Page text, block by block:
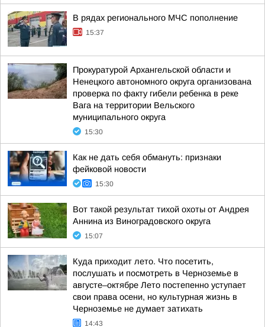
В рядах регионального МЧС пополнение
15:37
Прокуратурой Архангельской области и
Ненецкого автономного округа организована
проверка по факту гибели ребенка в реке
Вага на территории Вельского
муниципального округа
15:30
Как не дать себя обмануть: признаки
фейковой новости
15:30
Вот такой результат тихой охоты от Андрея
Аннина из Виноградовского округа
15:07
Куда приходит лето. Что посетить,
послушать и посмотреть в Черноземье в
августе–октябре Лето постепенно уступает
свои права осени, но культурная жизнь в
Черноземье не думает затихать
14:43